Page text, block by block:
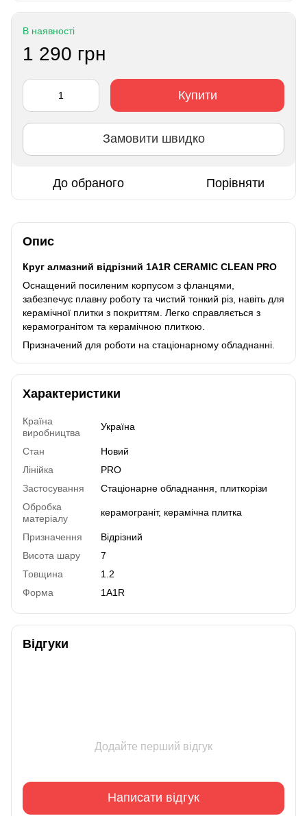
В наявності
1 290 грн
Купити
Замовити швидко
До обраного Порівняти
Опис
Круг алмазний відрізний 1A1R CERAMIC CLEAN PRO
Оснащений посиленим корпусом з фланцями,
забезпечує плавну роботу та чистий тонкий різ, навіть для
керамічної плитки з покриттям. Легко справляється з
керамогранітом та керамічною плиткою.
Призначений для роботи на стаціонарному обладнанні.
Характеристики
Країна
виробництва
Україна
Стан
Новий
Лінійка
PRO
Застосування
Стаціонарне обладнання, плиткорізи
Обробка
матеріалу
керамограніт, керамічна плитка
Призначення
Відрізний
Висота шару
7
Товщина
1.2
Форма
1A1R
Відгуки
Додайте перший відгук
Написати відгук